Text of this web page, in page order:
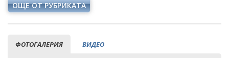
ОЩЕ ОТ РУБРИКАТА
ФОТОГАЛЕРИЯ ВИДЕО